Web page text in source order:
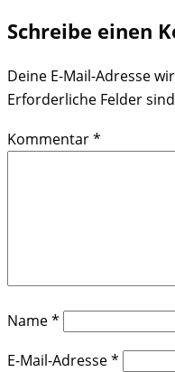
Schreibe einen
Deine E-Mail-Adresse
Erforderliche Felder
Kommentar*
Name*
E-Mail-Adresse*